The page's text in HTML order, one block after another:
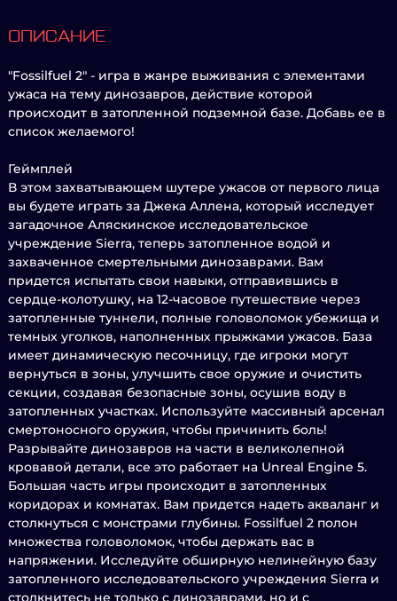
ОПИСАНИЕ
"Fossilfuel 2" - игра в жанре выживания с элементами
ужаса на тему динозавров, действие которой
происходит в затопленной подземной базе. Добавь ее в
список желаемого!
Геймплей
В этом захватывающем шутере ужасов от первого лица
вы будете играть за Джека Аллена, который исследует
загадочное Аляскинское исследовательское
учреждение Sierra, теперь затопленное водой и
захваченное смертельными динозаврами. Вам
придется испытать свои навыки, отправившись в
сердце-колотушку, на 12-часовое путешествие через
затопленные туннели, полные головоломок убежища и
темных уголков, наполненных прыжками ужасов. База
имеет динамическую песочницу, где игроки могут
вернуться в зоны, улучшить свое оружие и очистить
секции, создавая безопасные зоны, осушив воду в
затопленных участках. Используйте массивный арсенал
смертоносного оружия, чтобы причинить боль!
Разрывайте динозавров на части в великолепной
кровавой детали, все это работает на Unreal Engine 5.
Большая часть игры происходит в затопленных
коридорах и комнатах. Вам придется надеть акваланг и
столкнуться с монстрами глубины. Fossilfuel 2 полон
множества головоломок, чтобы держать вас в
напряжении. Исследуйте обширную нелинейную базу
затопленного исследовательского учреждения Sierra и
столкнитесь не только с динозаврами, но и с